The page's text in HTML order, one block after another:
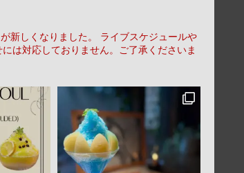
新しくなりました。
ライブスケジュールや
は対応しておりません。ご了承くださいま